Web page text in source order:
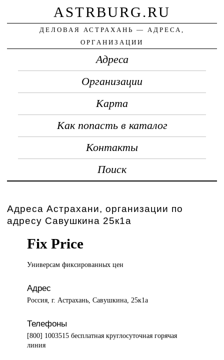
ASTRBURG.RU
ДЕЛОВАЯ АСТРАХАНЬ — АДРЕСА,
ОРГАНИЗАЦИИ
Адреса
Организации
Карта
Как попасть в каталог
Контакты
Поиск
Адреса Астрахани, организации по
адресу Савушкина 25к1а
Fix Price
Универсам фиксированныхцен
Адрес
Россия, г. Астрахань, Савушкина, 25к1а
Телефоны
[800] 1003515 бесплатная круглосуточная горячая
линия